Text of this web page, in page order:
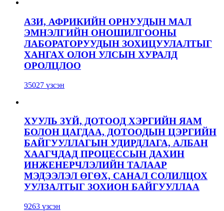
АЗИ, АФРИКИЙН ОРНУУДЫН МАЛ
ЭМНЭЛГИЙН ОНОШИЛГООНЫ
ЛАБОРАТОРУУДЫН ЗОХИЦУУЛАЛТЫГ
ХАНГАХ ОЛОН УЛСЫН ХУРАЛД
ОРОЛЦЛОО
35027 үзсэн
ХУУЛЬ ЗҮЙ, ДОТООД ХЭРГИЙН ЯАМ
БОЛОН ЦАГДАА, ДОТООДЫН ЦЭРГИЙН
БАЙГУУЛЛАГЫН УДИРДЛАГА, АЛБАН
ХААГЧДАД ПРОЦЕССЫН ДАХИН
ИНЖЕНЕРЧЛЭЛИЙН ТАЛААР
МЭДЭЭЛЭЛ ӨГӨХ, САНАЛ СОЛИЛЦОХ
УУЛЗАЛТЫГ ЗОХИОН БАЙГУУЛЛАА
9263 үзсэн